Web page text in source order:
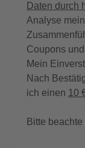
Daten durch
Analyse
Coupons
Mein
Nach
ich einen 10
Bitte